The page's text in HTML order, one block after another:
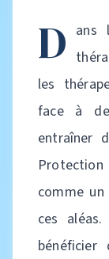
D ans
les
face à
entraîner
comme
ces
bénéficier